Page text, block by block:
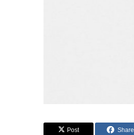
Post Share